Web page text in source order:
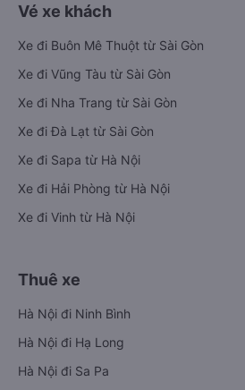
Vé xe khách
Xe đi Buôn Mê Thuột từ Sài Gòn
Xe đi Vũng Tàu từ Sài Gòn
Xe đi Nha Trang từ Sài Gòn
Xe đi Đà Lạt từ Sài Gòn
Xe đi Sapa từ Hà Nội
Xe đi Hải Phòng từ Hà Nội
Xe đi Vinh từ Hà Nội
Thuê xe
Hà Nội đi Ninh Bình
Hà Nội đi Hạ Long
Hà Nội đi Sa Pa